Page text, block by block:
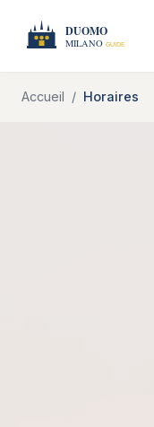
Accueil Horaires